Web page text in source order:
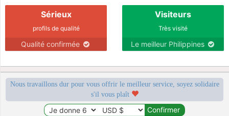
Sérieux
profils de qualité
Qualité confirmée
Visiteurs
Très visité
Le meilleur Philippines
Nous travaillons dur pour vous offrir le meilleur service, soyez solidaire
s'il vous plaît